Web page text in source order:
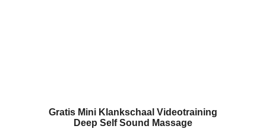
Gratis Mini Klankschaal Videotraining
Deep Self Sound Massage